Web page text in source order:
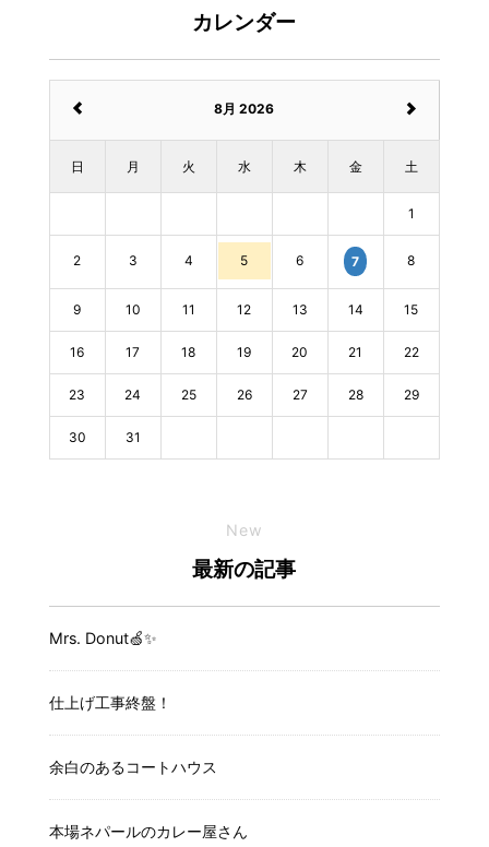
カレンダー
8月 2026
日 月 火 水 木 金 土
1
2 3 4 5 6 7 8
9 10 11 12 13 14 15
16 17 18 19 20 21 22
23 24 25 26 27 28 29
30 31
New
最新の記事
Mrs. Donut🍏✨️
仕上げ工事終盤！
余白のあるコートハウス
本場ネパールのカレー屋さん